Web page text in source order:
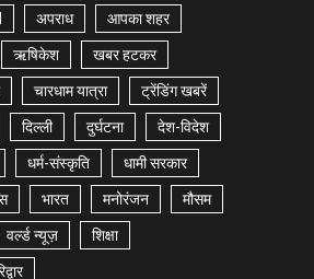
अपराध आपका शहर
ऋषिकेश खबर हटकर
चारधाम यात्रा ट्रेंडिंग खबरें
दिल्ली दुर्घटना देश-विदेश
धर्म-संस्कृति धामी सरकार
भारत मनोरंजन मौसम
वर्ल्ड न्यूज़ शिक्षा